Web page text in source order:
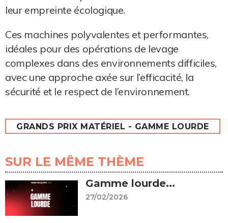
leur empreinte écologique.
Ces machines polyvalentes et performantes,
idéales pour des opérations de levage
complexes dans des environnements difficiles,
avec une approche axée sur l’efficacité, la
sécurité et le respect de l’environnement.
GRANDS PRIX MATÉRIEL - GAMME LOURDE
SUR LE MÊME THÈME
Gamme lourde...
27/02/2026